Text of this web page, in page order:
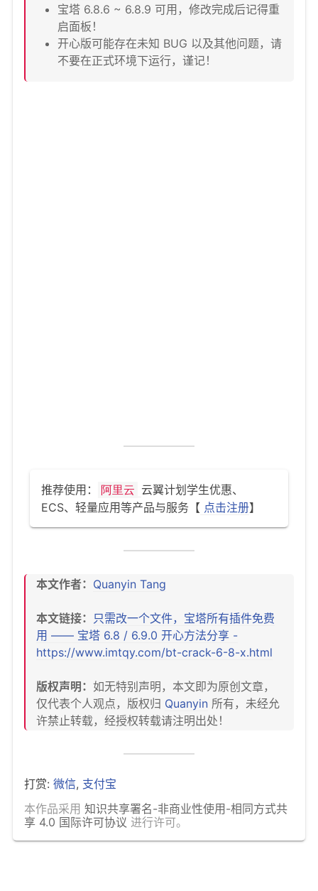
宝塔 6.8.6 ~ 6.8.9 可用，修改完成后记得重
启面板！
开心版可能存在未知 BUG 以及其他问题，请
不要在正式环境下运行，谨记！
推荐使用： 阿里云 云翼计划学生优惠、
ECS、轻量应用等产品与服务【 点击注册】
本文作者： Quanyin Tang
本文链接： 只需改一个文件，宝塔所有插件免费
用 —— 宝塔 6.8 / 6.9.0 开心方法分享 -
https://www.imtqy.com/bt-crack-6-8-x.html
版权声明： 如无特别声明，本文即为原创文章，
仅代表个人观点，版权归 Quanyin 所有，未经允
许禁止转载，经授权转载请注明出处！
打赏: 微信, 支付宝
本作品采用 知识共享署名-非商业性使用-相同方式共
享 4.0 国际许可协议 进行许可。